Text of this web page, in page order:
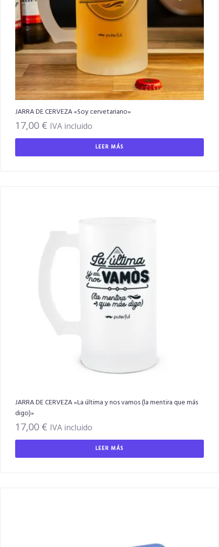
JARRA DE CERVEZA «Soy cervetariano»
17,00 € IVA incluido
LEER MÁS
JARRA DE CERVEZA «La última y nos vamos (la mentira que más
digo)»
17,00 € IVA incluido
LEER MÁS